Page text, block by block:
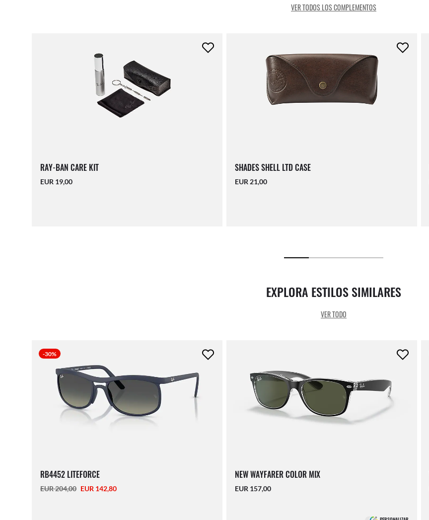
VER TODOS LOS COMPLEMENTOS
RAY-BAN CARE KIT
EUR 19,00
SHADES SHELL LTD CASE
EUR 21,00
EXPLORA ESTILOS SIMILARES
VER TODO
-30%
RB4452 LITEFORCE
EUR 204,00 EUR 142,80
NEW WAYFARER COLOR MIX
EUR 157,00